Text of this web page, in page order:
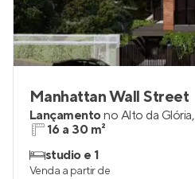
Manhattan Wall Street
Lançamentono Alto da Glória,
16 a 30 m²
studio e 1
Venda a partir de